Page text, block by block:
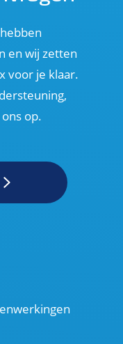
en wij zetten
voor je klaar.
op.